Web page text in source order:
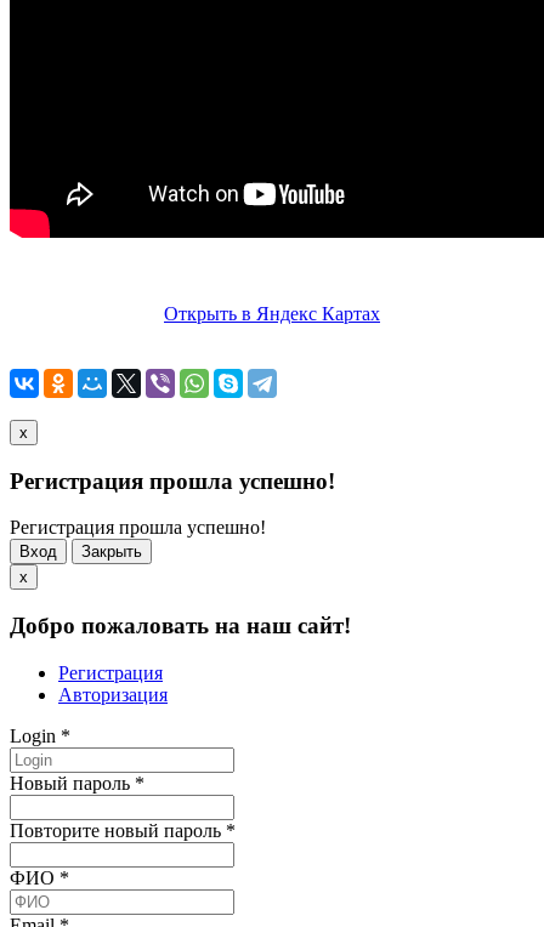
Открыть в Яндекс Картах
x
Регистрация прошла успешно!
Регистрация прошла успешно!
Вход
Закрыть
x
Добро пожаловать на наш сайт!
Регистрация
Авторизация
Login *
Новый пароль *
Повторите новый пароль *
ФИО *